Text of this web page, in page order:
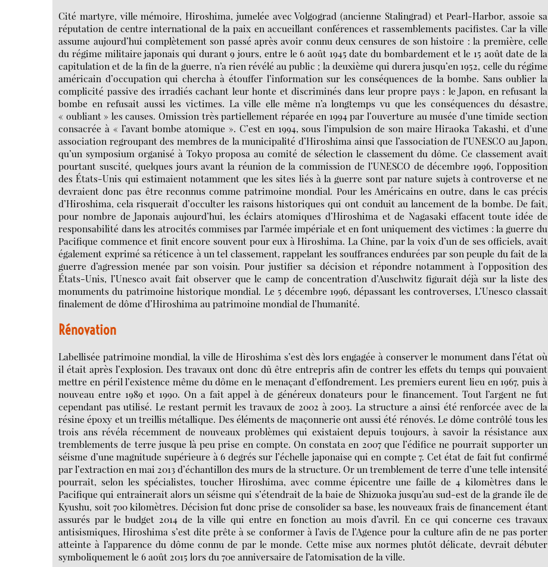
Cité martyre, ville mémoire, Hiroshima, jumelée avec Volgograd (ancienne Stalingrad) et Pearl-Harbor, assoie sa
réputation de centre international de la paix en accueillant conférences et rassemblements pacifistes. Car la ville
assume aujourd’hui complètement son passé après avoir connu deux censures de son histoire : la première, celle
du régime militaire japonais qui durant 9 jours, entre le 6 août 1945 date du bombardement et le 15 août date de la
capitulation et de la fin de la guerre, n’a rien révélé au public ; la deuxième qui durera jusqu’en 1952, celle du régime
américain d’occupation qui chercha à étouffer l’information sur les conséquences de la bombe. Sans oublier la
complicité passive des irradiés cachant leur honte et discriminés dans leur propre pays : le Japon, en refusant la
bombe en refusait aussi les victimes. La ville elle même n’a longtemps vu que les conséquences du désastre,
« oubliant » les causes. Omission très partiellement réparée en 1994 par l’ouverture au musée d’une timide section
consacrée à « l’avant bombe atomique ». C’est en 1994, sous l’impulsion de son maire Hiraoka Takashi, et d’une
association regroupant des membres de la municipalité d’Hiroshima ainsi que l’association de l’UNESCO au Japon,
qu’un symposium organisé à Tokyo proposa au comité de sélection le classement du dôme. Ce classement avait
pourtant suscité, quelques jours avant la réunion de la commission de l’UNESCO de décembre 1996, l’opposition
des États-Unis qui estimaient notamment que les sites liés à la guerre sont par nature sujets à controverse et ne
devraient donc pas être reconnus comme patrimoine mondial. Pour les Américains en outre, dans le cas précis
d’Hiroshima, cela risquerait d’occulter les raisons historiques qui ont conduit au lancement de la bombe. De fait,
pour nombre de Japonais aujourd’hui, les éclairs atomiques d’Hiroshima et de Nagasaki effacent toute idée de
responsabilité dans les atrocités commises par l’armée impériale et en font uniquement des victimes : la guerre du
Pacifique commence et finit encore souvent pour eux à Hiroshima. La Chine, par la voix d’un de ses officiels, avait
également exprimé sa réticence à un tel classement, rappelant les souffrances endurées par son peuple du fait de la
guerre d’agression menée par son voisin. Pour justifier sa décision et répondre notamment à l’opposition des
États-Unis, l’Unesco avait fait observer que le camp de concentration d’Auschwitz figurait déjà sur la liste des
monuments du patrimoine historique mondial. Le 5 décembre 1996, dépassant les controverses, L’Unesco classait
finalement de dôme d’Hiroshima au patrimoine mondial de l’humanité.
Rénovation
Labellisée patrimoine mondial, la ville de Hiroshima s’est dès lors engagée à conserver le monument dans l’état où
il était après l’explosion. Des travaux ont donc dû être entrepris afin de contrer les effets du temps qui pouvaient
mettre en péril l’existence même du dôme en le menaçant d’effondrement. Les premiers eurent lieu en 1967, puis à
nouveau entre 1989 et 1990. On a fait appel à de généreux donateurs pour le financement. Tout l’argent ne fut
cependant pas utilisé. Le restant permit les travaux de 2002 à 2003. La structure a ainsi été renforcée avec de la
résine époxy et un treillis métallique. Des éléments de maçonnerie ont aussi été rénovés. Le dôme contrôlé tous les
trois ans révéla récemment de nouveaux problèmes qui existaient depuis toujours, à savoir la résistance aux
tremblements de terre jusque là peu prise en compte. On constata en 2007 que l’édifice ne pourrait supporter un
séisme d’une magnitude supérieure à 6 degrés sur l’échelle japonaise qui en compte 7. Cet état de fait fut confirmé
par l’extraction en mai 2013 d’échantillon des murs de la structure. Or un tremblement de terre d’une telle intensité
pourrait, selon les spécialistes, toucher Hiroshima, avec comme épicentre une faille de 4 kilomètres dans le
Pacifique qui entrainerait alors un séisme qui s’étendrait de la baie de Shizuoka jusqu’au sud-est de la grande île de
Kyushu, soit 700 kilomètres. Décision fut donc prise de consolider sa base, les nouveaux frais de financement étant
assurés par le budget 2014 de la ville qui entre en fonction au mois d’avril. En ce qui concerne ces travaux
antisismiques, Hiroshima s’est dite prête à se conformer à l’avis de l’Agence pour la culture afin de ne pas porter
atteinte à l’apparence du dôme connu de par le monde. Cette mise aux normes plutôt délicate, devrait débuter
symboliquement le 6 août 2015 lors du 70e anniversaire de l’atomisation de la ville.